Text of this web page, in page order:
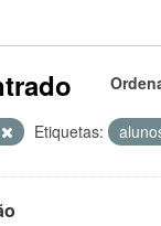
Etiquetas: